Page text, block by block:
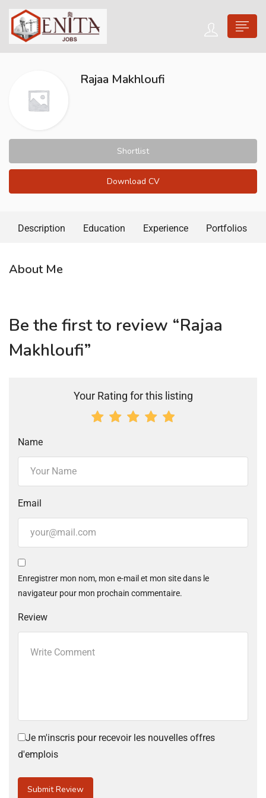
Rajaa Makhloufi
Shortlist
Download CV
Description Education Experience Portfolios
About Me
Be the first to review “Rajaa
Makhloufi”
Your Rating for this listing
Name
Email
Enregistrer mon nom, mon e-mail et mon site dans le
navigateur pour mon prochain commentaire.
Review
Je m'inscris pour recevoir les nouvelles offres
d'emplois